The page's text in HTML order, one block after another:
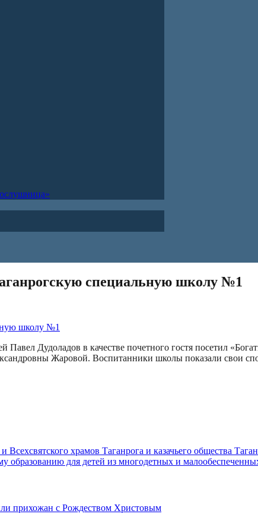
специальную школу №1
Павел Дудоладов в качестве почетного гостя посетил
Жаровой. Воспитанники школы показали свои
храмов Таганрога и казачьего общества
образованию для детей из многодетных и